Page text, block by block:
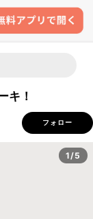
キ！
フォロー
1/5